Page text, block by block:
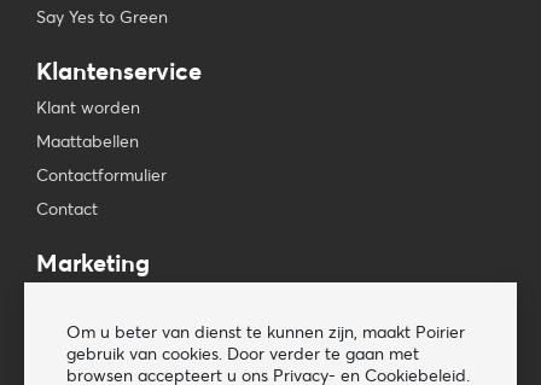
Om u beter van dienst te kunnen zijn, maakt Poirier
gebruik van cookies. Door verder te gaan met
browsen accepteert u ons Privacy- en Cookiebeleid.
Say Yes to Green
Klantenservice
Klant worden
Maattabellen
Contactformulier
Contact
Marketing
Pers & Media
Nieuwsbrieven